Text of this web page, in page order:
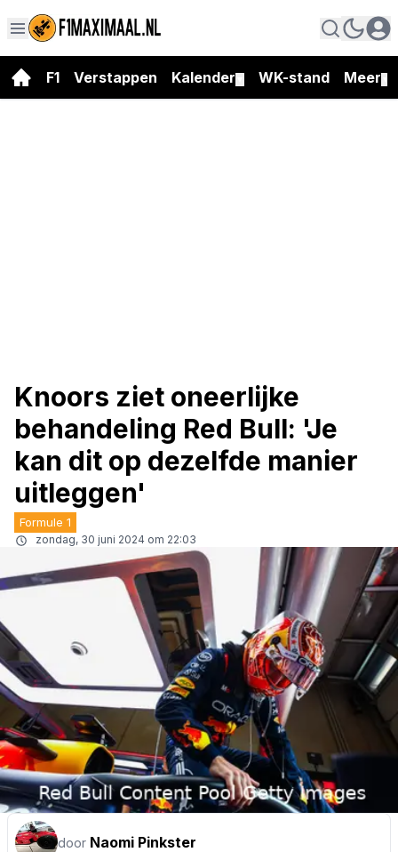
F1 Verstappen Kalender WK-stand Meer
Knoors ziet oneerlijke
behandeling Red Bull: 'Je
kan dit op dezelfde manier
uitleggen'
Formule 1
zondag, 30 juni 2024 om 22:03
door Naomi Pinkster